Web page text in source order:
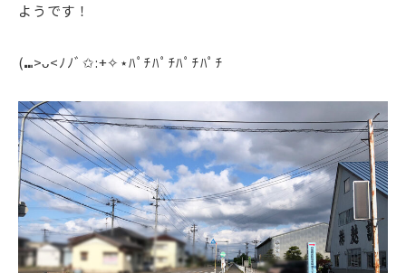
ようです！
(⑉>ᴗ<ﾉﾉﾞ✩:+✧︎⋆ﾊﾟﾁﾊﾟﾁﾊﾟﾁﾊﾟﾁ